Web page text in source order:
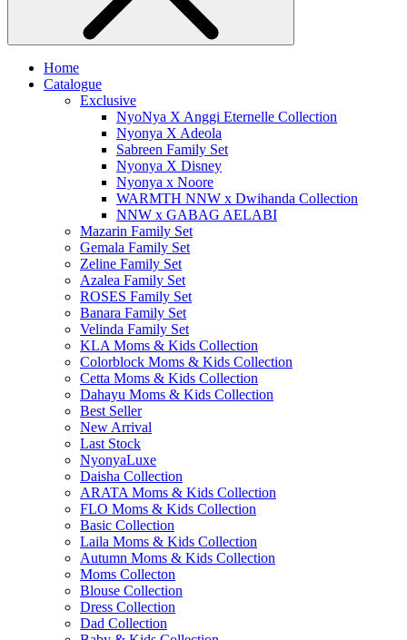
Home
Catalogue
Exclusive
NyoNya X Anggi Eternelle Collection
Nyonya X Adeola
Sabreen Family Set
Nyonya X Disney
Nyonya x Noore
WARMTH NNW x Dwihanda Collection
NNW x GABAG AELABI
Mazarin Family Set
Gemala Family Set
Zeline Family Set
Azalea Family Set
ROSES Family Set
Banara Family Set
Velinda Family Set
KLA Moms & Kids Collection
Colorblock Moms & Kids Collection
Cetta Moms & Kids Collection
Dahayu Moms & Kids Collection
Best Seller
New Arrival
Last Stock
NyonyaLuxe
Daisha Collection
ARATA Moms & Kids Collection
FLO Moms & Kids Collection
Basic Collection
Laila Moms & Kids Collection
Autumn Moms & Kids Collection
Moms Collecton
Blouse Collection
Dress Collection
Dad Collection